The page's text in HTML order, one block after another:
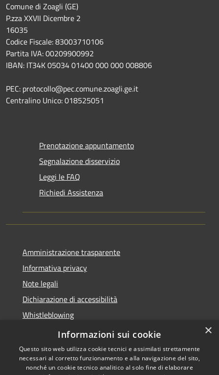
Comune di Zoagli (GE)
P.zza XXVII Dicembre 2
16035
Codice Fiscale: 83003710106
Partita IVA: 00209900992
IBAN: IT34K 05034 01400 000 000 008806
PEC: protocollo@pec.comune.zoagli.ge.it
Centralino Unico: 018525051
Prenotazione appuntamento
Segnalazione disservizio
Leggi le FAQ
Richiedi Assistenza
Amministrazione trasparente
Informativa privacy
Note legali
Dichiarazione di accessibilità
Whistleblowing
Piano di miglioramento dei servizi
×
Informazioni sui cookie
Questo sito web utilizza cookie tecnici e assimilati strettamente
necessari al corretto funzionamento e alla navigazione del sito,
nonché un cookie tecnico analitico al solo fine di elaborare